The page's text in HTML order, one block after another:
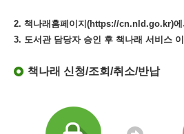
2. 책나래홈페이지(https://cn.nld.go.kr)
3. 도서관 담당자 승인 후 책나래 서비스
책나래 신청/조회/취소/반납